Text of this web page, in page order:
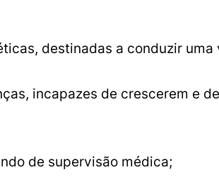
destinadas a conduzir
incapazes de crescerem e
de supervisão médica;